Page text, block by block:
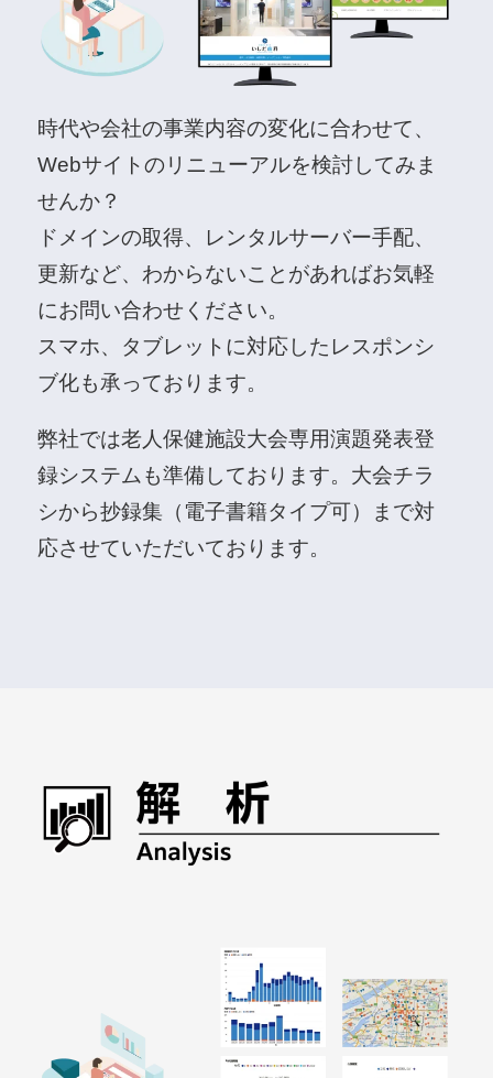
時代や会社の事業内容の変化に合わせて、
Webサイトのリニューアルを検討してみま
せんか？
ドメインの取得、レンタルサーバー手配、
更新など、わからないことがあればお気軽
にお問い合わせください。
スマホ、タブレットに対応したレスポンシ
ブ化も承っております。
弊社では老人保健施設大会専用演題発表登
録システムも準備しております。大会チラ
シから抄録集（電子書籍タイプ可）まで対
応させていただいております。